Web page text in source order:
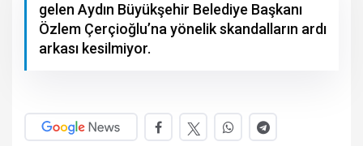
gelen Aydın Büyükşehir Belediye Başkanı
Özlem Çerçioğlu’na yönelik skandalların ardı
arkası kesilmiyor.